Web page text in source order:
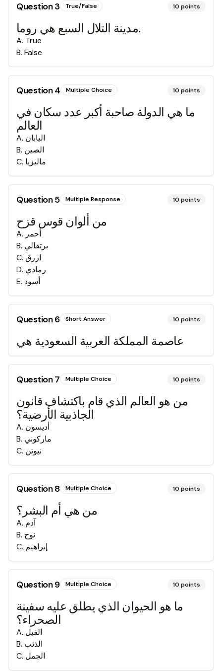
Question3 True/False 10 points
مدينة التلال السبع هي روما.
A. True
B. False
Question4 Multiple Choice 10 points
ما هي الدولة صاحبة أكبر عدد سكان في
العالم
A. اليابان
B. الصين
C. ماليزيا
Question5 Multiple Response 10 points
من ألوان قوس قزح
A. أحمر
B. برتقالي
C. ازرق
D. رمادي
E. أسود
Question6 Short Answer 10 points
عاصمة المملكة العربية السعودية هي
Question7 Multiple Choice 10 points
من هو العالم الذي قام باكتشاف قانون
الجاذبية الأرضية؟
A. أديسون
B. ماركوني
C. نيوتن
Question8 Multiple Choice 10 points
من هي أم البشر؟
A. آدم
B. نوح
C. إبراهيم
Question9 Multiple Choice 10 points
ما هو الحيوان الذي يطلق عليه سفينة
الصحراء؟
A. الفيل
B. الذئب
C. الجمل